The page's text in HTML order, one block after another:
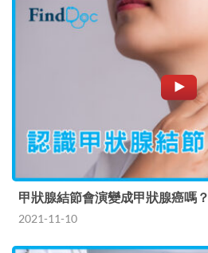
甲狀腺結節會演變成甲狀腺癌嗎？
2021-11-10